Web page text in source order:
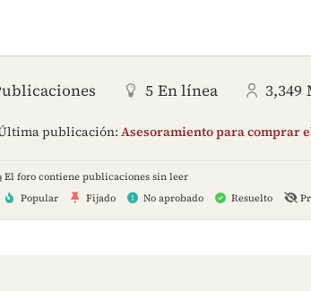
5 En línea 3,349
publicación:Asesoramiento para comprar
El foro contiene publicaciones sin leer
Popular Fijado No aprobado Resuelto